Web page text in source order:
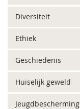
Diversiteit
Ethiek
Geschiedenis
Huiselijk geweld
Jeugdbescherming